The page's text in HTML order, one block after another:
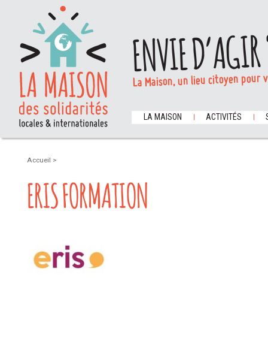
ENVIE
La Maison, un lieu citoyen
LA MAISON ACTIVITÉS
Accueil >
ERIS FORMATION